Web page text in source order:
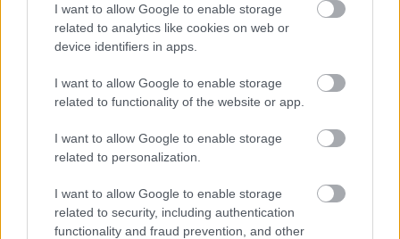
I want to allow Google to enable storage
related to analytics like cookies on web or
device identifiers in apps.
I want to allow Google to enable storage
related to functionality of the website or app.
I want to allow Google to enable storage
related to personalization.
I want to allow Google to enable storage
related to security, including authentication
functionality and fraud prevention, and other
VARÁZSLATOS KALAND SZÍNEZI A NYARALÁST